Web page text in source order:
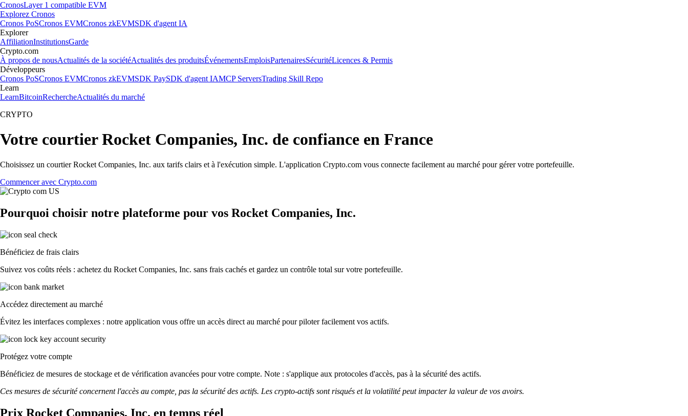
CronosLayer 1 compatible EVM
Explorez Cronos
Cronos PoSCronos EVMCronos zkEVMSDK d'agent IA
Explorer
AffiliationInstitutionsGarde
Crypto.com
À propos de nousActualités de la sociétéActualités des produitsÉvénementsEmploisPartenairesSécuritéLicences & Permis
Développeurs
Cronos PoSCronos EVMCronos zkEVMSDK PaySDK d'agent IAMCP ServersTrading Skill Repo
Learn
LearnBitcoinRechercheActualités du marché
CRYPTO
Votre courtier Rocket Companies, Inc. de confiance en France
Choisissez un courtier Rocket Companies, Inc. aux tarifs clairs et à l'exécution simple. L'application Crypto.com vous connecte facilement au marché pour gérer votre portefeuille.
Commencer avec Crypto.com
Pourquoi choisir notre plateforme pour vos Rocket Companies, Inc.
Bénéficiez de frais clairs
Suivez vos coûts réels : achetez du Rocket Companies, Inc. sans frais cachés et gardez un contrôle total sur votre portefeuille.
Accédez directement au marché
Évitez les interfaces complexes : notre application vous offre un accès direct au marché pour piloter facilement vos actifs.
Protégez votre compte
Bénéficiez de mesures de stockage et de vérification avancées pour votre compte. Note : s'applique aux protocoles d'accès, pas à la sécurité des actifs.
Ces mesures de sécurité concernent l'accès au compte, pas la sécurité des actifs. Les crypto-actifs sont risqués et la volatilité peut impacter la valeur de vos avoirs.
Prix Rocket Companies, Inc. en temps réel